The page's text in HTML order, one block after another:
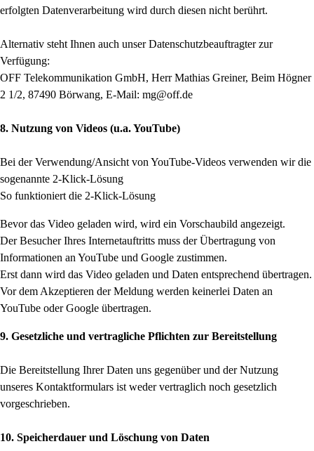
erfolgten Datenverarbeitung wird durch diesen nicht berührt.
Alternativ steht Ihnen auch unser Datenschutzbeauftragter zur
Verfügung:
OFF Telekommunikation GmbH, Herr Mathias Greiner, Beim Högner
2 1/2, 87490 Börwang, E-Mail: mg@off.de
8. Nutzung von Videos (u.a. YouTube)
Bei der Verwendung/Ansicht von YouTube-Videos verwenden wir die
sogenannte 2-Klick-Lösung
So funktioniert die 2-Klick-Lösung
Bevor das Video geladen wird, wird ein Vorschaubild angezeigt.
Der Besucher Ihres Internetauftritts muss der Übertragung von
Informationen an YouTube und Google zustimmen.
Erst dann wird das Video geladen und Daten entsprechend übertragen.
Vor dem Akzeptieren der Meldung werden keinerlei Daten an
YouTube oder Google übertragen.
9. Gesetzliche und vertragliche Pflichten zur Bereitstellung
Die Bereitstellung Ihrer Daten uns gegenüber und der Nutzung
unseres Kontaktformulars ist weder vertraglich noch gesetzlich
vorgeschrieben.
10. Speicherdauer und Löschung von Daten